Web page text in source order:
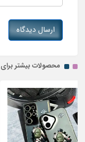
ارسال دیدگاه
محصولات بیشتر برای